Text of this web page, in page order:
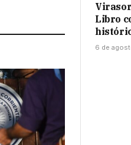
Libro
6 de